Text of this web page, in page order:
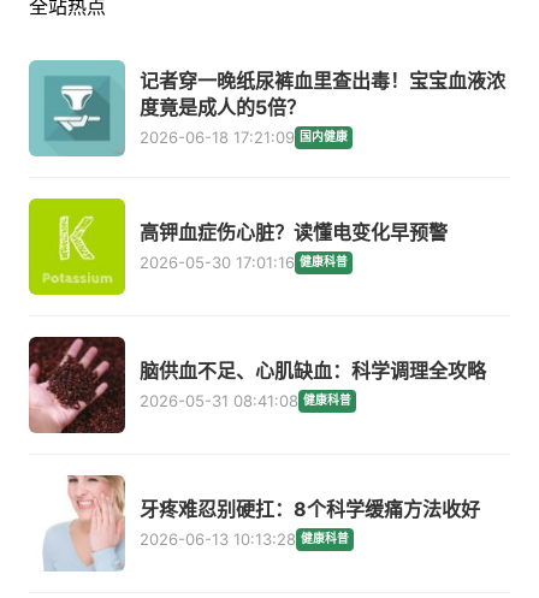
全站热点
记者穿一晚纸尿裤血里查出毒！宝宝血液浓
度竟是成人的5倍？
2026-06-18 17:21:09 国内健康
高钾血症伤心脏？读懂电变化早预警
2026-05-30 17:01:16 健康科普
脑供血不足、心肌缺血：科学调理全攻略
2026-05-31 08:41:08 健康科普
牙疼难忍别硬扛：8个科学缓痛方法收好
2026-06-13 10:13:28 健康科普